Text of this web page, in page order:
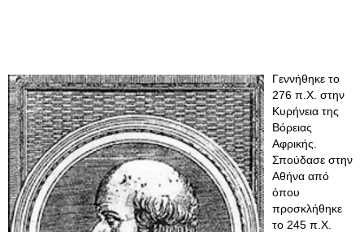
Γεννήθηκε το
276 π.Χ. στην
Κυρήνεια της
Βόρειας
Αφρικής.
Σπούδασε στην
Αθήνα από
όπου
προσκλήθηκε
το 245 π.Χ.